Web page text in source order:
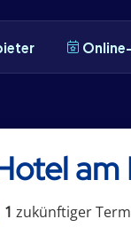
am
1 zukünftiger